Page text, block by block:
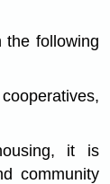
the following
it is
community